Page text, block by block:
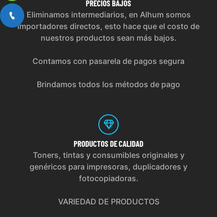
PRECIOS BAJOS
Eliminamos intermediarios, en Alhum somos
importadores directos, esto hace que el costo de
nuestros productos sean más bajos.
Contamos con pasarela de pagos segura
Brindamos todos los métodos de pago
PRODUCTOS DE CALIDAD
Toners, tintas y consumibles originales y
genéricos para impresoras, duplicadores y
fotocopiadoras.
VARIEDAD DE PRODUCTOS